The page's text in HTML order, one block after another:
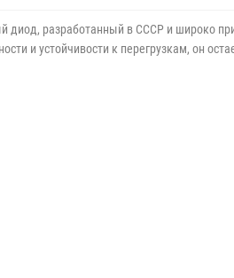
разработанный в СССР и широко
и устойчивости к перегрузкам, он